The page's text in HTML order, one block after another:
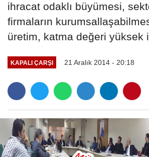
ihracat odaklı büyümesi,
firmaların
üretim, katma değeri yüksek
KAPALI ÇARŞI 21 Aralık 2014 - 20:18